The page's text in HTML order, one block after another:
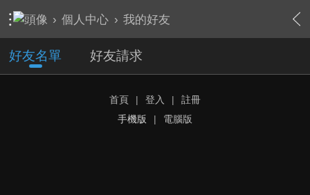
› 個人中心 › 我的好友
好友名單 好友請求
首頁 | 登入 |
註冊
手機版
| 電腦版